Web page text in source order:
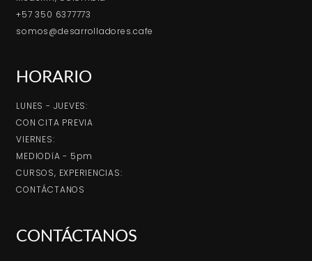
+57 350 6377773
somos@desarrolladores.cafe
HORARIO
LUNES - JUEVES:
CON CITA PREVIA
VIERNES:
MEDIODíA - 5pm
CURSOS, EXPERIENCIAS:
CONTÁCTANOS
CONTÁCTANOS